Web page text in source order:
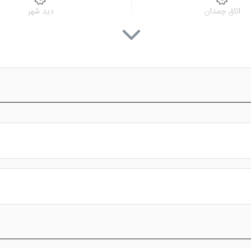
اتاق چمدان دید شهر
در درگاه بانکی، رزرو آنلاین خود را نهایی و واچر هتل را دریافت